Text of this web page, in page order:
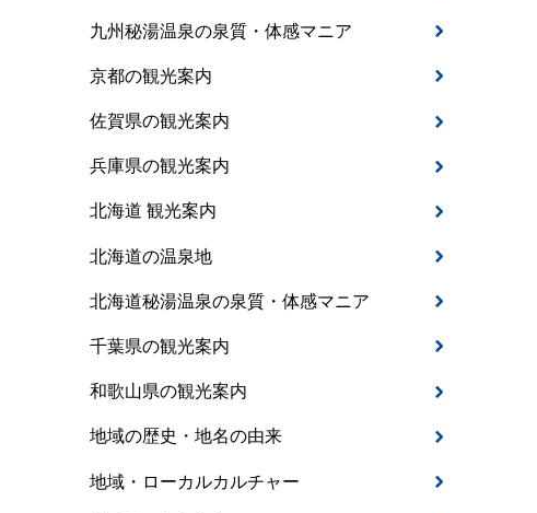
九州秘湯温泉の泉質・体感マニア
京都の観光案内
佐賀県の観光案内
兵庫県の観光案内
北海道 観光案内
北海道の温泉地
北海道秘湯温泉の泉質・体感マニア
千葉県の観光案内
和歌山県の観光案内
地域の歴史・地名の由来
地域・ローカルカルチャー